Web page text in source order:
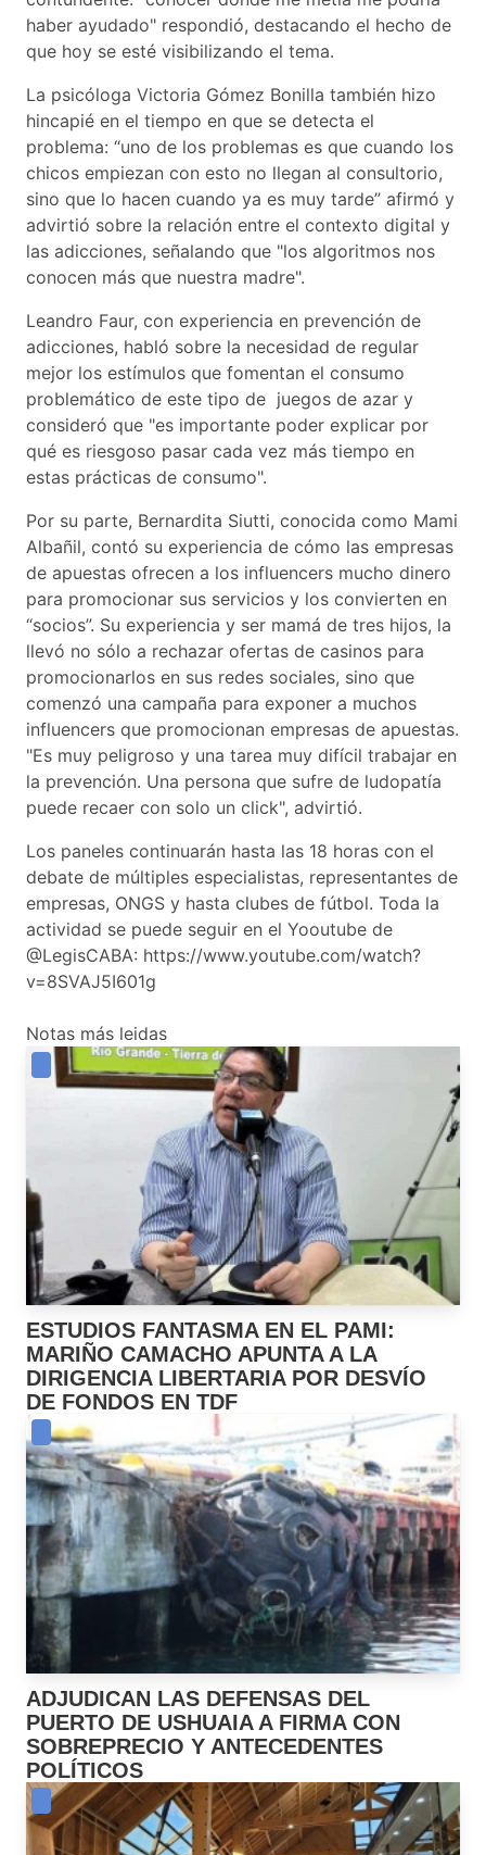
haber ayudado" respondió, destacando el hecho de
que hoy se esté visibilizando el tema.
La psicóloga Victoria Gómez Bonilla también hizo
hincapié en el tiempo en que se detecta el
problema: “uno de los problemas es que cuando los
chicos empiezan con esto no llegan al consultorio,
sino que lo hacen cuando ya es muy tarde” afirmó y
advirtió sobre la relación entre el contexto digital y
las adicciones, señalando que "los algoritmos nos
conocen más que nuestra madre".
Leandro Faur, con experiencia en prevención de
adicciones, habló sobre la necesidad de regular
mejor los estímulos que fomentan el consumo
problemático de este tipo de juegos de azar y
consideró que "es importante poder explicar por
qué es riesgoso pasar cada vez más tiempo en
estas prácticas de consumo".
Por su parte, Bernardita Siutti, conocida como Mami
Albañil, contó su experiencia de cómo las empresas
de apuestas ofrecen a los influencers mucho dinero
para promocionar sus servicios y los convierten en
“socios”. Su experiencia y ser mamá de tres hijos, la
llevó no sólo a rechazar ofertas de casinos para
promocionarlos en sus redes sociales, sino que
comenzó una campaña para exponer a muchos
influencers que promocionan empresas de apuestas.
"Es muy peligroso y una tarea muy difícil trabajar en
la prevención. Una persona que sufre de ludopatía
puede recaer con solo un click", advirtió.
Los paneles continuarán hasta las 18 horas con el
debate de múltiples especialistas, representantes de
empresas, ONGS y hasta clubes de fútbol. Toda la
actividad se puede seguir en el Yooutube de
@LegisCABA: https://www.youtube.com/watch?
v=8SVAJ5I601g
Notas más leidas
ESTUDIOS FANTASMA EN EL PAMI:
MARIÑO CAMACHO APUNTA A LA
DIRIGENCIA LIBERTARIA POR DESVÍO
DE FONDOS EN TDF
ADJUDICAN LAS DEFENSAS DEL
PUERTO DE USHUAIA A FIRMA CON
SOBREPRECIO Y ANTECEDENTES
POLÍTICOS